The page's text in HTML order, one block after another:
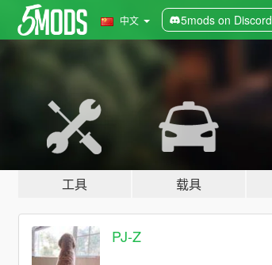
中文 5mods on Discord
工具 载具
PJ-Z